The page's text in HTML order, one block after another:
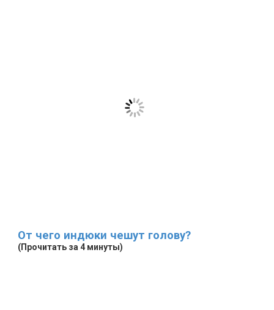
От чего индюки чешут голову?
(Прочитать за 4 минуты)